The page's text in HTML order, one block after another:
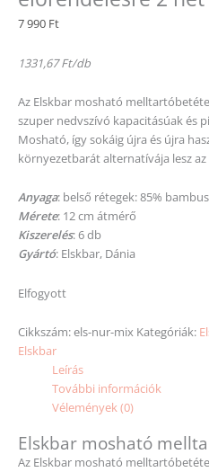
7 990 Ft
1331,67 Ft/db
Az Elskbar mosható
szuper nedvszívó kapacitásúak és
Mosható, így sokáig újra és újra
környezetbarát alternatívája lesz
Anyaga: belső rétegek: 85%
Mérete: 12 cm átmérő
Kiszerelés: 6 db
Gyártó: Elskbar, Dánia
Elfogyott
Cikkszám:els-nur-mix Kategóriák:
Elskbar
Leírás
További információk
Vélemények (0)
Elskbar mosható
Az Elskbar mosható